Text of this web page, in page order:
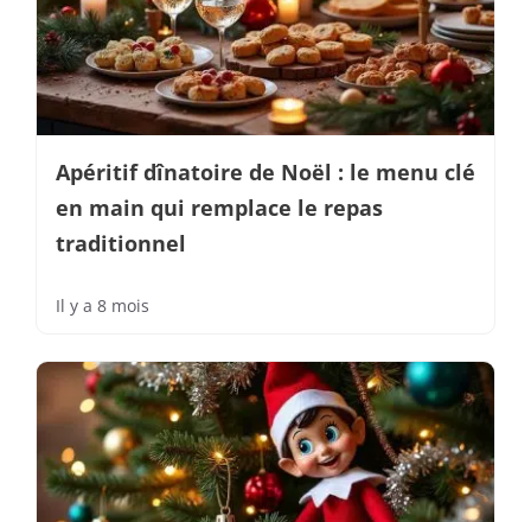
Apéritif dînatoire de Noël : le menu clé
en main qui remplace le repas
traditionnel
Il y a 8 mois